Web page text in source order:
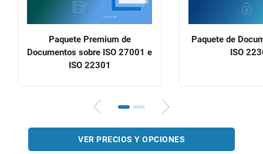
Paquete Premium de
Documentos sobre ISO 27001 e
ISO 22301
Paquete de
ISO
VER PRECIOS Y OPCIONES